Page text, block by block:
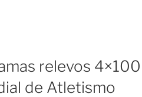
relevos 4×100
de Atletismo